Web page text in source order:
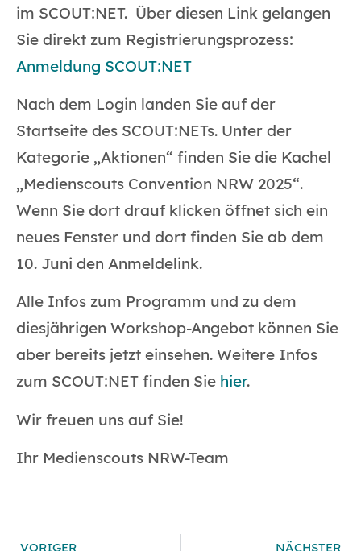
im SCOUT:NET. Über diesen Link gelangen
Sie direkt zum Registrierungsprozess:
Anmeldung SCOUT:NET
Nach dem Login landen Sie auf der
Startseite des SCOUT:NETs. Unter der
Kategorie „Aktionen“ finden Sie die Kachel
„Medienscouts Convention NRW 2025“.
Wenn Sie dort drauf klicken öffnet sich ein
neues Fenster und dort finden Sie ab dem
10. Juni den Anmeldelink.
Alle Infos zum Programm und zu dem
diesjährigen Workshop-Angebot können Sie
aber bereits jetzt einsehen. Weitere Infos
zum SCOUT:NET finden Sie hier.
Wir freuen uns auf Sie!
Ihr Medienscouts NRW-Team
VORIGER NÄCHSTER